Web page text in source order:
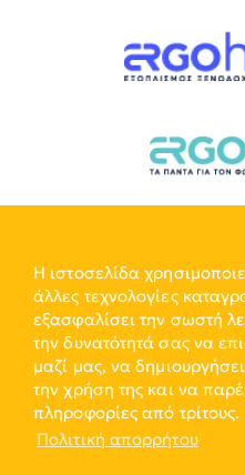
Η ιστοσελίδα
άλλες τεχνολογίες
εξασφαλίσει την σωστή
την δυνατότητά σας να
μαζί μας, να
την χρήση της και να
πληροφορίες από τρίτους.
Πολιτική απορρήτου
Copyright © 2024, ERGO-